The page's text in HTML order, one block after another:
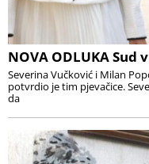
NOVA ODLUKA Sud
Severina Vučković i Milan
potvrdio je tim pjevačice.
da